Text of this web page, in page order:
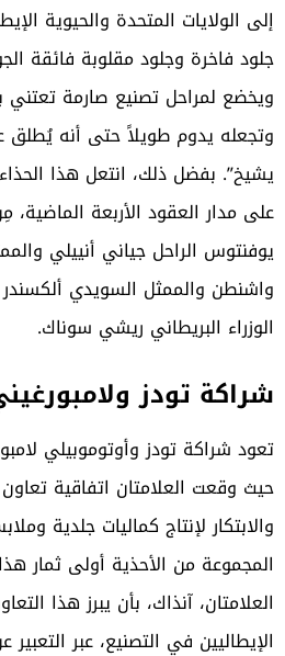
إلى الولايات المتحدة والحيوية
جلود فاخرة وجلود مقلوبة فائقة
ويخضع لمراحل تصنيع صارمة تعتني
وتجعله يدوم طويلاً حتى أنه يُطلق
يشيخ”. بفضل ذلك، انتعل هذا
على مدار العقود الأربعة
يوفنتوس الراحل جياني أنييلي
واشنطن والممثل السويدي
الوزراء البريطاني ريشي سوناك.
شراكة تودز
حيث وقعت العلامتان اتفاقية
والابتكار لإنتاج كماليات جلدية
المجموعة من الأحذية أولى ثمار
العلامتان، آنذاك، بأن يبرز هذا
الإيطاليين في التصنيع، عبر